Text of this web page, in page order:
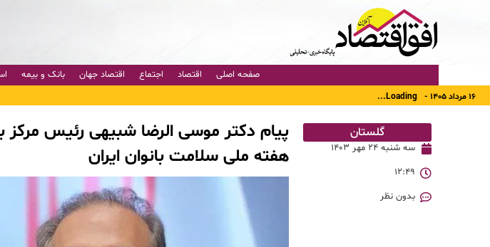
صفحه اصلی اقتصاد اجتماع اقتصاد جهان بانک و بیمه
۱۶ مرداد ۱۴۰۵ - Loading...
گلستان
سه شنبه ۲۴ مهر ۱۴۰۳
۱۲:۴۹
بدون نظر
پیام دکتر موسی الرضا شبیهی رئیس
هفته ملی سلامت بانوان ایران